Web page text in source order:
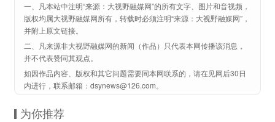
一、凡本站中注明“来源：大视野融媒网”的所有文字、图片和音视频，
版权均属大视野融媒网所有，转载时必须注明“来源：大视野融媒网”，
并附上原文链接。
二、凡来源非大视野融媒网的新闻（作品）只代表本网传播该消息，
并不代表赞同其观点。
如因作品内容、版权和其它问题需要同本网联系的，请在见网后30日
内进行，联系邮箱：dsynews@126.com。
为你推荐